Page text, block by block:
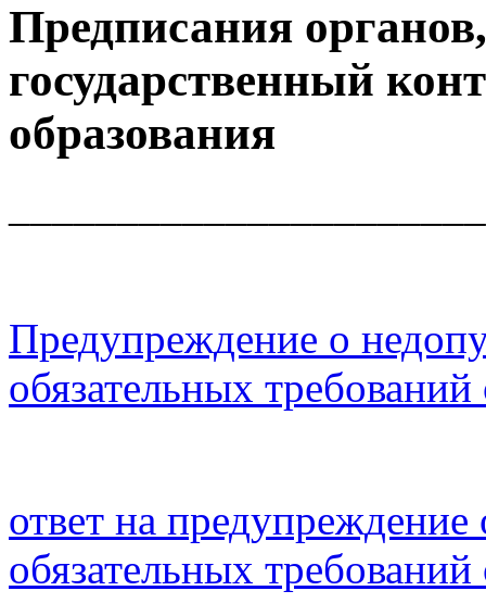
Предписания
государственный
образования
Предупреждение о
обязательных
ответ на
обязательных